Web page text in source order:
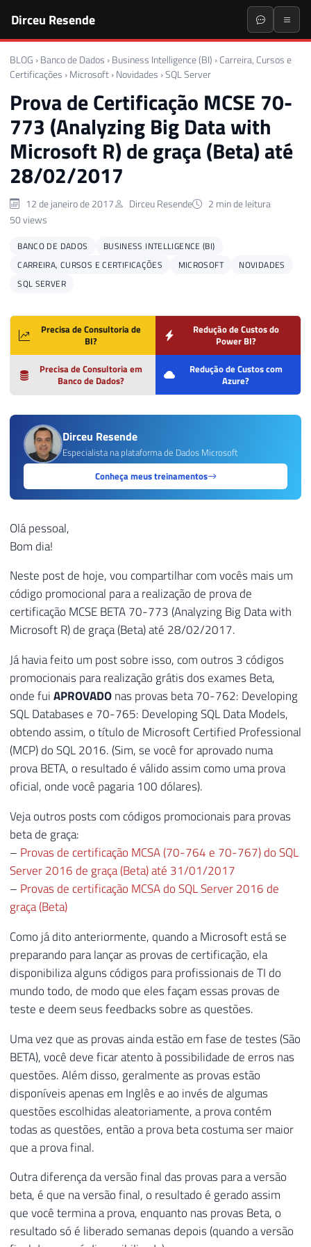
Dirceu Resende
BLOG › Banco de Dados › Business Intelligence (BI) › Carreira, Cursos e
Certificações › Microsoft › Novidades ›SQL Server
Prova de Certificação MCSE 70-
773 (Analyzing Big Data with
Microsoft R) de graça (Beta) até
28/02/2017
12 de janeiro de 2017 Dirceu Resende
2 min de leitura
50 views
BANCO DE DADOS
BUSINESS INTELLIGENCE (BI)
CARREIRA, CURSOS E CERTIFICAÇÕES
MICROSOFT
NOVIDADES
SQL SERVER
Precisa de Consultoria de
BI?
Redução de Custos do
Power BI?
Precisa de Consultoria em
Banco de Dados?
Redução de Custos com
Azure?
Dirceu Resende
Especialista na plataforma de Dados Microsoft
Conheça meus treinamentos
Olá pessoal,
Bom dia!
Neste post de hoje, vou compartilhar com vocês mais um
código promocional para a realização de prova de
certificação MCSE BETA 70-773 (Analyzing Big Data with
Microsoft R) de graça (Beta) até 28/02/2017.
Já havia feito um post sobre isso, com outros 3 códigos
promocionais para realização grátis dos exames Beta,
onde fuiAPROVADOnas provas beta 70-762: Developing
SQL Databases e 70-765: Developing SQL Data Models,
obtendo assim, o título de Microsoft Certified Professional
(MCP) do SQL 2016. (Sim, se você for aprovado numa
prova BETA, o resultado é válido assim como uma prova
oficial, onde você pagaria 100 dólares).
Veja outros posts com códigos promocionais para provas
beta de graça:
– Provas de certificação MCSA (70-764 e 70-767) do SQL
Server 2016 de graça (Beta) até 31/01/2017
– Provas de certificação MCSA do SQL Server 2016 de
graça (Beta)
Como já dito anteriormente, quando a Microsoft está se
preparando para lançar as provas de certificação, ela
disponibiliza alguns códigos para profissionais de TI do
mundo todo, de modo que eles façam essas provas de
teste e deem seus feedbacks sobre as questões.
Uma vez que as provas ainda estão em fase de testes (São
BETA), você deve ficar atento à possibilidade de erros nas
questões. Além disso, geralmente as provas estão
disponíveis apenas em Inglês e ao invés de algumas
questões escolhidas aleatoriamente, a prova contém
todas as questões, então a prova beta costuma ser maior
que a prova final.
Outra diferença da versão final das provas para a versão
beta, é que na versão final, o resultado é gerado assim
que você termina a prova, enquanto nas provas Beta, o
resultado só é liberado semanas depois (quando a versão